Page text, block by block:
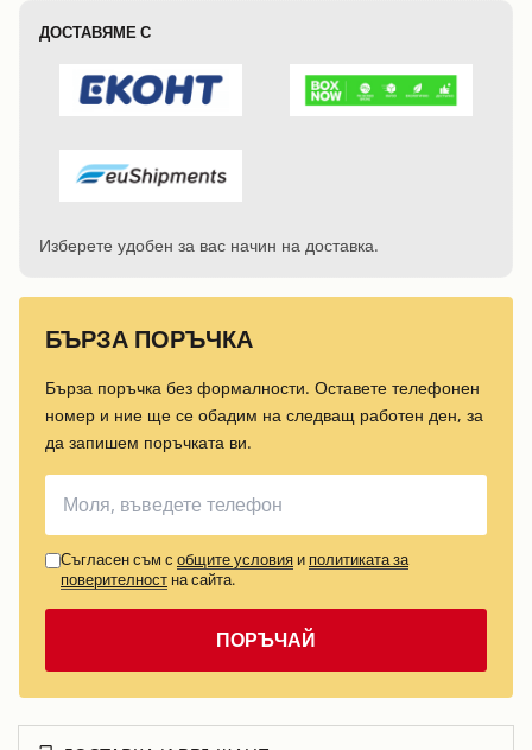
ДОСТАВЯМЕ С
Изберете удобен за вас начин на доставка.
БЪРЗА ПОРЪЧКА
Бърза поръчка без формалности. Оставете телефонен
номер и ние ще се обадим на следващ работен ден, за
да запишем поръчката ви.
Съгласен съм с общите условия и политиката за
поверителност на сайта.
ПОРЪЧАЙ